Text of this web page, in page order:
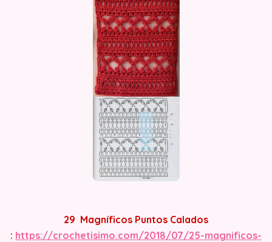
29 Magníficos Puntos Calados
: https://crochetisimo.com/2018/07/25-magnificos-